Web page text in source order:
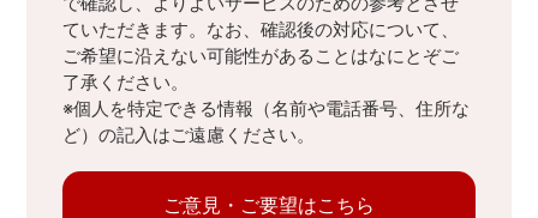
ていただきます。なお、確認後の対応について、
ご希望に沿えない可能性があることはなにとぞご
了承ください。
※個人を特定できる情報（名前や電話番号、住所な
ど）の記入はご遠慮ください。
ご意見・ご要望はこちら